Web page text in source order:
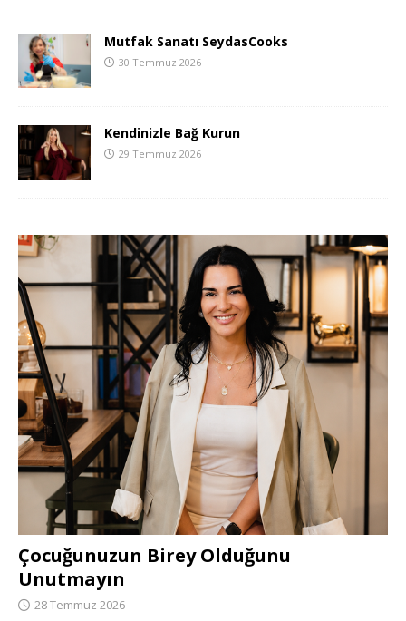
Mutfak Sanatı SeydasCooks
30 Temmuz 2026
Kendinizle Bağ Kurun
29 Temmuz 2026
Çocuğunuzun Birey Olduğunu
Unutmayın
28 Temmuz 2026